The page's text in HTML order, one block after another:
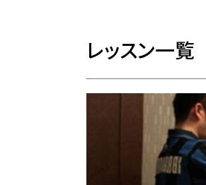
レッスン一覧